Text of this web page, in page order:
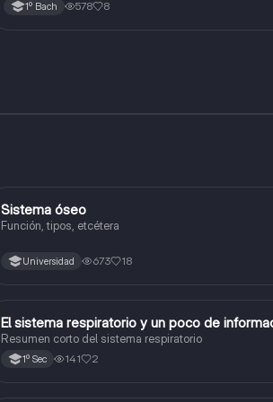
1º Bach 578 8
Biología
Sistema óseo
Función, tipos, etcétera
Universidad 673 18
Biología El sistema respiratorio y un poco de
Resumen corto del sistema respiratorio
1º Sec 141 2